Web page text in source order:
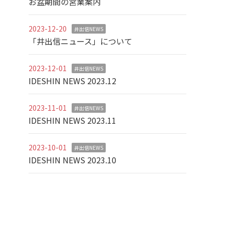
2023-12-20 井出信NEWS
「井出信ニュース」について
2023-12-01 井出信NEWS
IDESHIN NEWS 2023.12
2023-11-01 井出信NEWS
IDESHIN NEWS 2023.11
2023-10-01 井出信NEWS
IDESHIN NEWS 2023.10